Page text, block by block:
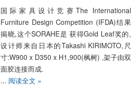
国际家具设计竞赛The International
Furniture Design Competition (IFDA)结果
揭晓,这个SORAHE是 获得Gold Leaf奖的,
设计师来自日本的Takashi KIRIMOTO,尺
寸:W900 x D350 x H1,900(枫树) ,架子由双
面胶连接而成.
... 阅读全文 »